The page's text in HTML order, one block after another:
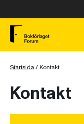
Startsida/Kontakt
Kontakt